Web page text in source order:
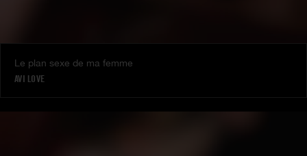
Le plan sexe de ma femme
AVI LOVE